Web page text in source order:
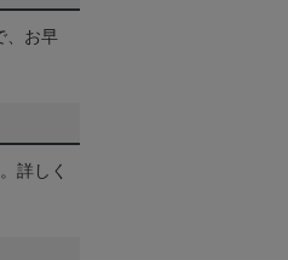
、お早
詳しく